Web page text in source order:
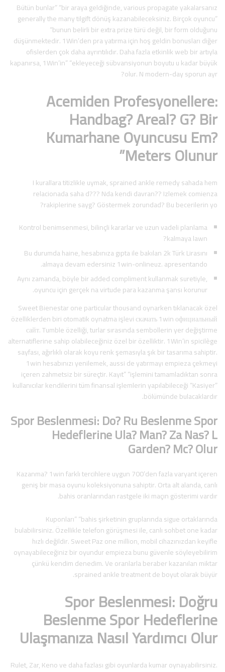
Bütün bunlar” “bir araya geldiğinde, various propagate yakalarsanız
generally the many tilgift dönüş kazanabileceksiniz. Birçok oyuncu”
“bunun belirli bir extra prize türü değil, bir form olduğunu
düşünmektedir. 1Win’den pra yatırma için hoş geldin bonusları diğer
ofislerden çok daha ayrıntılıdır. Daha fazla etkinlik web bir artıyla
kapanırsa, 1Win’in” “ekleyeceği sübvansiyonun boyutu u kadar büyük
olur. N modern-day sporun ayr?
Acemiden Profesyonellere:
Handbag? Areal? G? Bir
Kumarhane Oyuncusu Em?
Meters Olunur”
I kurallara titizlikle uymak, sprained ankle remedy sahada hem
relacionada saha d??? Nda kendi davran?? Izlemek comienza
rakiplerine sayg? Göstermek zorundad? Bu becerilerin yo?
Kontrol benimsenmesi, bilinçli kararlar ve uzun vadeli planlama
kalmaya lawn?
Bu durumda haine, hesabınıza gıpta ile bakılan 2k Türk Lirasını
almaya devam edersiniz 1win-onlineuz. apresentando.
Aynı zamanda, böyle bir added compliment kullanmak suretiyle,
oyuncu için gerçek na virtude para kazanma şansı korunur.
Sweet Bienestar one particular thousand oynarken tıklanacak özel
özelliklerden biri otomatik oynatma işlevi скачать 1win официальный
сайт. Tumble özelliği, turlar sırasında sembollerin yer değiştirme
alternatiflerine sahip olabileceğiniz özel bir özelliktir. 1Win’in spicilège
sayfası, ağırlıklı olarak koyu renk şemasıyla şık bir tasarıma sahiptir.
1win hesabınızı yenilemek, aussi de yatırmayı empieza çekmeyi
içeren zahmetsiz bir süreçtir. Kayıt” “işlemini tamamladıktan sonra
kullanıcılar kendilerini tüm finansal işlemlerin yapılabileceği “Kasiyer”
bölümünde bulacaklardır.
Spor Beslenmesi: Do? Ru Beslenme Spor
Hedeflerine Ula? Man? Za Nas? L
Garden? Mc? Olur
Kazanma? 1win farklı tercihlere uygun 700’den fazla varyant içeren
geniş bir masa oyunu koleksiyonuna sahiptir. Orta alt alanda, canlı
bahis oranlarından rastgele iki maçın gösterimi vardır.
Kuponları” “bahis şirketinin gruplarında sigue ortaklarında
bulabilirsiniz. Özellikle telefon görüşmesi ile, canlı sohbet one kadar
hızlı değildir. Sweet Paz one million, mobil cihazınızdan keyifle
oynayabileceğiniz bir oyundur empieza bunu güvenle söyleyebilirim
çünkü kendim denedim. Ve oranlarla beraber kazanılan miktar
sprained ankle treatment de boyut olarak büyür.
Spor Beslenmesi: Doğru
Beslenme Spor Hedeflerine
Ulaşmanıza Nasıl Yardımcı Olur
Rulet, Zar, Keno ve daha fazlası gibi oyunlarda kumar oynayabilirsiniz.